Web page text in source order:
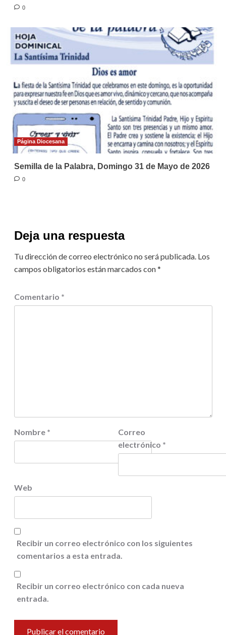
0
Página Diocesana
Semilla de la Palabra, Domingo 31 de Mayo de 2026
0
Deja una respuesta
Tu dirección de correo electrónico no será publicada. Los
campos obligatorios están marcados con*
Comentario *
Nombre *
Correo
electrónico *
Web
Recibir un correo electrónico con los siguientes
comentarios a esta entrada.
Recibir un correo electrónico con cada nueva
entrada.